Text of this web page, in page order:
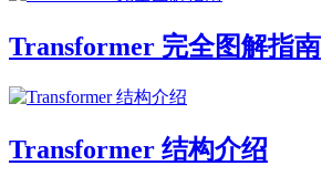
Transformer 完全图解指南
Transformer 结构介绍